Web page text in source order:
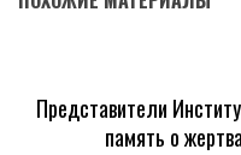
Представители
память о